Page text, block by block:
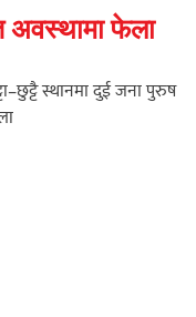
फेला
स्थानमा दुई जना पुरुष